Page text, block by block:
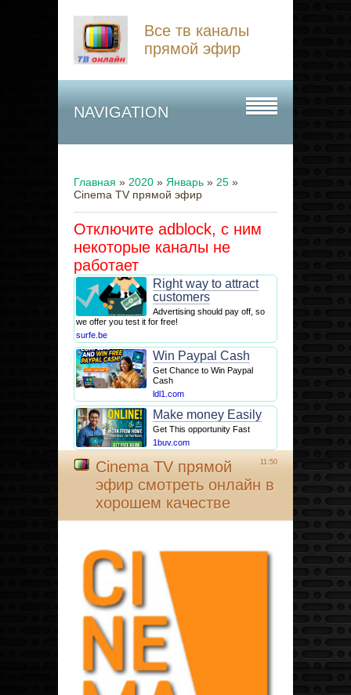
Все тв каналы
прямой эфир
NAVIGATION
Главная » 2020 » Январь » 25 »
Cinema TV прямой эфир
Отключите adblock, с ним
некоторые каналы не
работает
Right way to attract
customers
Advertising should pay off, so
we offer you test it for free!
surfe.be
Win Paypal Cash
Get Chance to Win Paypal
Cash
ldl1.com
Make money Easily
Get This opportunity Fast
1buv.com
11:50
Cinema TV прямой
эфир смотреть онлайн в
хорошем качестве